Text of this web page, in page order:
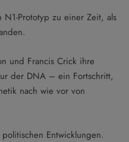
Prototyp zu einer Zeit, als
und Francis Crick ihre
der DNA – ein Fortschritt,
nach wie vor von
Entwicklungen.